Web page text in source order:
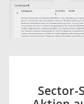
Sector-